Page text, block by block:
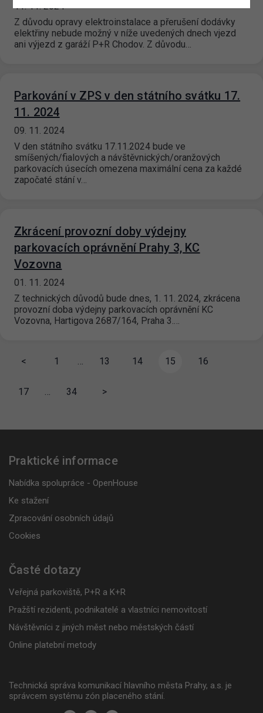
11. 11. 2024
Z důvodu opravy elektroinstalace a přerušení dodávky
elektřiny nebude možný v níže uvedených dnech vjezd
ani výjezd z garáží P+R Chodov. Z důvodu…
Parkování v ZPS v den státního svátku 17.
11. 2024
09. 11. 2024
V den státního svátku 17.11.2024 bude ve
smíšených/fialových a návštěvnických/oranžových
parkovacích úsecích omezena maximální cena za každé
započaté stání v…
Zkrácení provozní doby výdejny
parkovacích oprávnění Prahy 3, KC
Vozovna
01. 11. 2024
Z technických důvodů bude dnes, 1. 11. 2024, zkrácena
provozní doba výdejny parkovacích oprávnění KC
Vozovna, Hartigova 2687/164, Praha 3.…
< 1 … 13 14 15 16
17 … 34 >
Praktické informace
Nabídka spolupráce - OpenHouse
Ke stažení
Zpracování osobních údajů
Cookies
Časté dotazy
Veřejná parkoviště, P+R a K+R
Pražští rezidenti, podnikatelé a vlastníci nemovitostí
Návštěvníci z jiných měst nebo městských částí
Online platební metody
Technická správa komunikací hlavního města Prahy, a.s. je
správcem systému zón placeného stání.